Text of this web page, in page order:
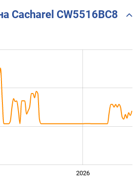
Cacharel CW5516BC8
2026